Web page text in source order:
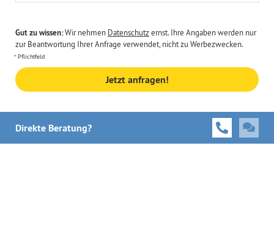
Gut zu wissen:Wir nehmen Datenschutzernst. Ihre Angaben werden nur
zur Beantwortung Ihrer Anfrage verwendet, nicht zu Werbezwecken.
Pflichtfeld
Jetzt anfragen!
Direkte Beratung?